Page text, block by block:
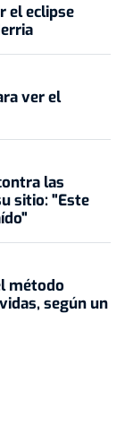
el eclipse
ver el
las
sitio: "Este
método
según un